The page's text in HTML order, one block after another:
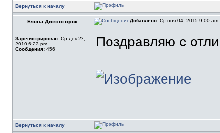
Вернуться к началу
Елена Дивногорск Добавлено: Ср ноя 04, 2015 9:00 am
Зарегистрирован: Ср дек 22,
2010 6:23 pm
Сообщения: 456 Поздравляю с
Вернуться к началу